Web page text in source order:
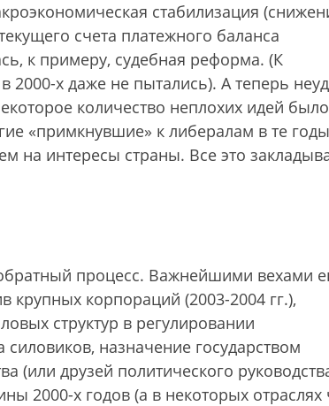
стабилизация
счета платежного баланса
к примеру, судебная реформа. (К
2000-х даже не пытались). А теперь
количество неплохих идей было
«примкнувшие» к либералам в те годы
на интересы страны. Все это
процесс. Важнейшими вехами
крупных корпораций (2003-2004 гг.),
структур в регулировании
назначение государством
(или друзей политического
2000-х годов (а в некоторых отраслях